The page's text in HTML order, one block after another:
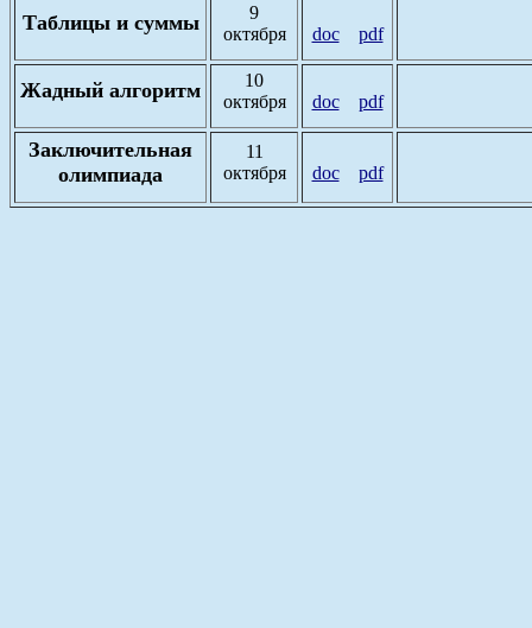
Таблицы и суммы
9
октября
doc pdf
Жадный алгоритм
10
октября
doc pdf
Заключительная
олимпиада
11
октября
doc pdf